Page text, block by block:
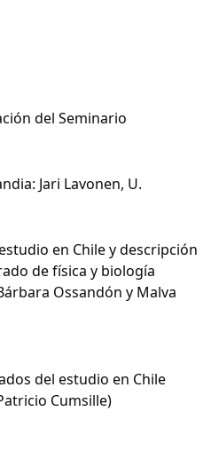
del Seminario
Jari Lavonen, U.
en Chile y descripción
de física y biología
Ossandón y Malva
del estudio en Chile
Cumsille)